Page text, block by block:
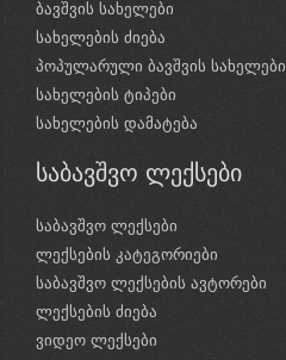
ბავშვის სახელები
სახელების ძიება
პოპულარული ბავშვის სახელები
სახელების ტიპები
სახელების დამატება
საბავშვო ლექსები
საბავშვო ლექსები
ლექსების კატეგორიები
საბავშვო ლექსების ავტორები
ლექსების ძიება
ვიდეო ლექსები